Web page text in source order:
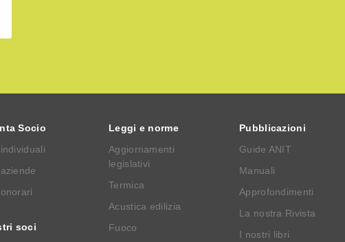
Socio
soci
Leggi e norme
Aggiornamenti
legislativi
Termica
Acustica edilizia
Fuoco
Pubblicazioni
Guide ANIT
Manuali
Approfondimenti
La nostra Rivista
I nostri libri